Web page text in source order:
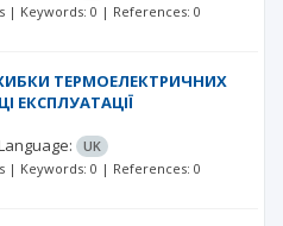
| Keywords: 0 | References: 0
ТЕРМОЕЛЕКТРИЧНИХ
ЕКСПЛУАТАЦІЇ
UK
| Keywords: 0 | References: 0